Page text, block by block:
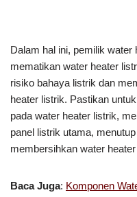
Dalam hal ini, pemilik
mematikan water heater
risiko bahaya listrik dan
heater listrik. Pastikan
pada water heater listrik,
panel listrik utama,
membersihkan water
Baca Juga: Komponen